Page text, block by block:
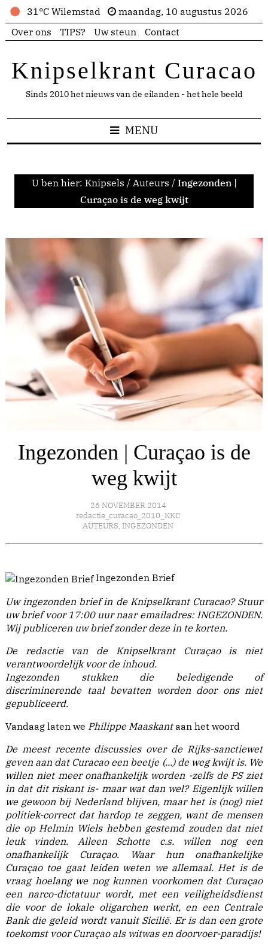
31°C Wilemstad
maandag, 10 augustus 2026
Over ons
TIPS? Uw steun Contact
Knipselkrant Curacao
Sinds 2010 het nieuws van de eilanden - het hele beeld
MENU
U ben hier: Knipsels / Auteurs / Ingezonden |
Curaçao is de weg kwijt
Ingezonden | Curaçao is de
weg kwijt
26 NOVEMBER 2014
redactie_curacao_2010_KKC
AUTEURS, INGEZONDEN
Ingezonden Brief
Uw ingezonden brief in de Knipselkrant Curacao? Stuur
uw brief voor 17:00 uur naar emailadres: INGEZONDEN.
Wij publiceren uw brief zonder deze in te korten.
De redactie van de Knipselkrant Curaçao is niet
verantwoordelijk voor de inhoud.
Ingezonden stukken die beledigende of
discriminerende taal bevatten worden door ons niet
gepubliceerd.
Vandaag laten we Philippe Maaskantaan het woord
De meest recente discussies over de Rijks-sanctiewet
geven aan dat Curacao een beetje (...) de weg kwijt is. We
willen niet meer onafhankelijk worden -zelfs de PS ziet
in dat dit riskant is- maar wat dan wel? Eigenlijk willen
we gewoon bij Nederland blijven, maar het is (nog) niet
politiek-correct dat hardop te zeggen, want de mensen
die op Helmin Wiels hebben gestemd zouden dat niet
leuk vinden. Alleen Schotte c.s. willen nog een
onafhankelijk Curaçao. Waar hun onafhankelijke
Curaçao toe gaat leiden weten we allemaal. Het is de
vraag hoelang we nog kunnen voorkomen dat Curaçao
een narco-dictatuur wordt, met een veiligheidsdienst
die voor de lokale oligarchen werkt, en een Centrale
Bank die geleid wordt vanuit Sicilië. Er is dan een grote
toekomst voor Curaçao als witwas en doorvoer-paradijs!